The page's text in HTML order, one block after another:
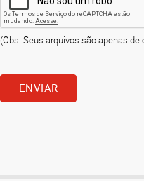
(Obs: Seus arquivos são apenas
ENVIAR